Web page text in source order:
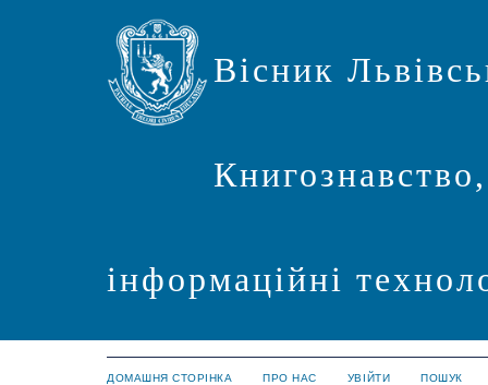
Вісник
інформаційні
ДОМАШНЯ СТОРІНКА ПРО НАС УВІЙТИ ПОШУК